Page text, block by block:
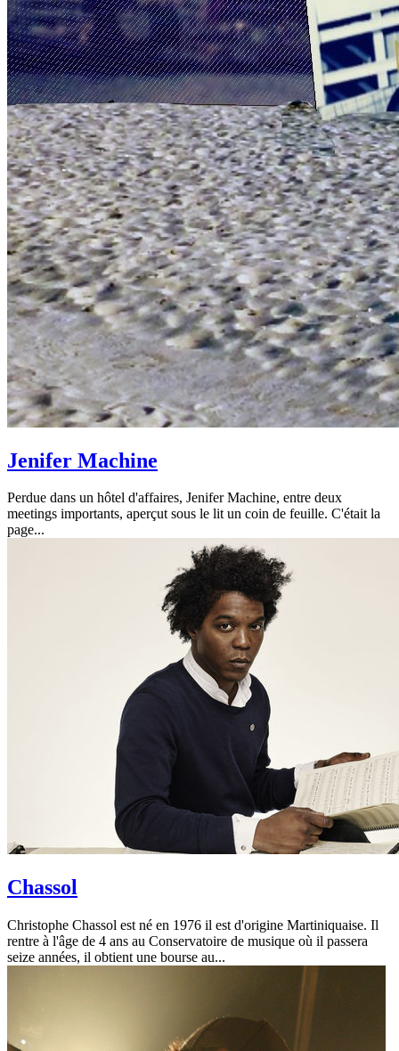
Jenifer Machine
Perdue dans un hôtel d'affaires, Jenifer Machine, entre deux
meetings importants, aperçut sous le lit un coin de feuille. C'était la
page...
Chassol
Christophe Chassol est né en 1976 il est d'origine Martiniquaise. Il
rentre à l'âge de 4 ans au Conservatoire de musique où il passera
seize années, il obtient une bourse au...